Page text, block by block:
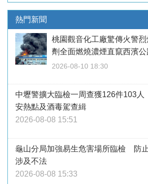
熱門新聞
桃園觀音化工廠驚傳火警
劑全面燃燒濃煙直竄西濱公
2026-08-10 18:30
中壢警擴大臨檢一周查獲126件103
安熱點及酒毒駕查緝
2026-08-08 15:51
龜山分局加強易生危害場所臨檢 防
涉及不法
2026-08-08 15:33